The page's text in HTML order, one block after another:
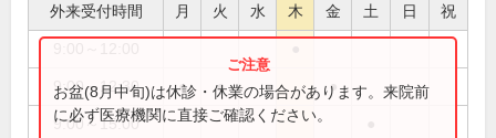
外来受付時間 月 火 水 木 金 土 日 祝
9:00～12:30 ● ● ●
9:00～15:00
お盆(8月中旬)は休診・休業の場合があります。来院前
に必ず医療機関に直接ご確認ください。